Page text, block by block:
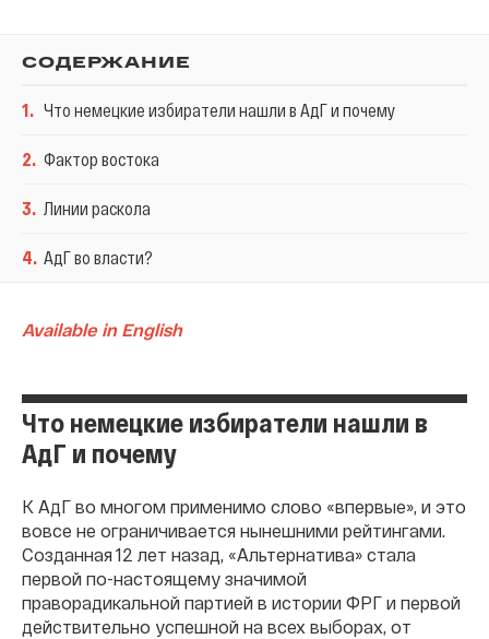
СОДЕРЖАНИЕ
1. Что немецкие избиратели нашли в АдГ и почему
2. Фактор востока
3. Линии раскола
4. АдГ во власти?
Available in English
Что немецкие избиратели нашли в
АдГ и почему
К АдГ во многом применимо слово «впервые», и это
вовсе не ограничивается нынешними рейтингами.
Созданная 12 лет назад, «Альтернатива» стала
первой по-настоящему значимой
праворадикальной партией в истории ФРГ и первой
действительно успешной на всех выборах, от